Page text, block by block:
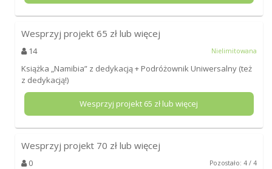
Wesprzyj projekt 65 zł lub więcej
14 Nielimitowana
Książka „Namibia” z dedykacją + Podróżownik Uniwersalny (też
z dedykacją!)
Wesprzyj projekt 65 zł lub więcej
Wesprzyj projekt 70 zł lub więcej
0 Pozostało: 4 / 4